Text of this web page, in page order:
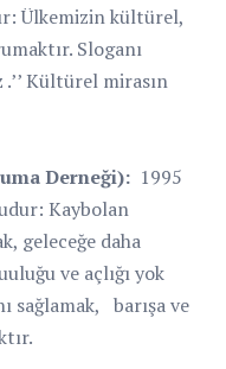
Ülkemizin kültürel,
Sloganı
.’’ Kültürel mirasın
Derneği): 1995
Kaybolan
geleceğe daha
ve açlığı yok
sağlamak, barışa ve